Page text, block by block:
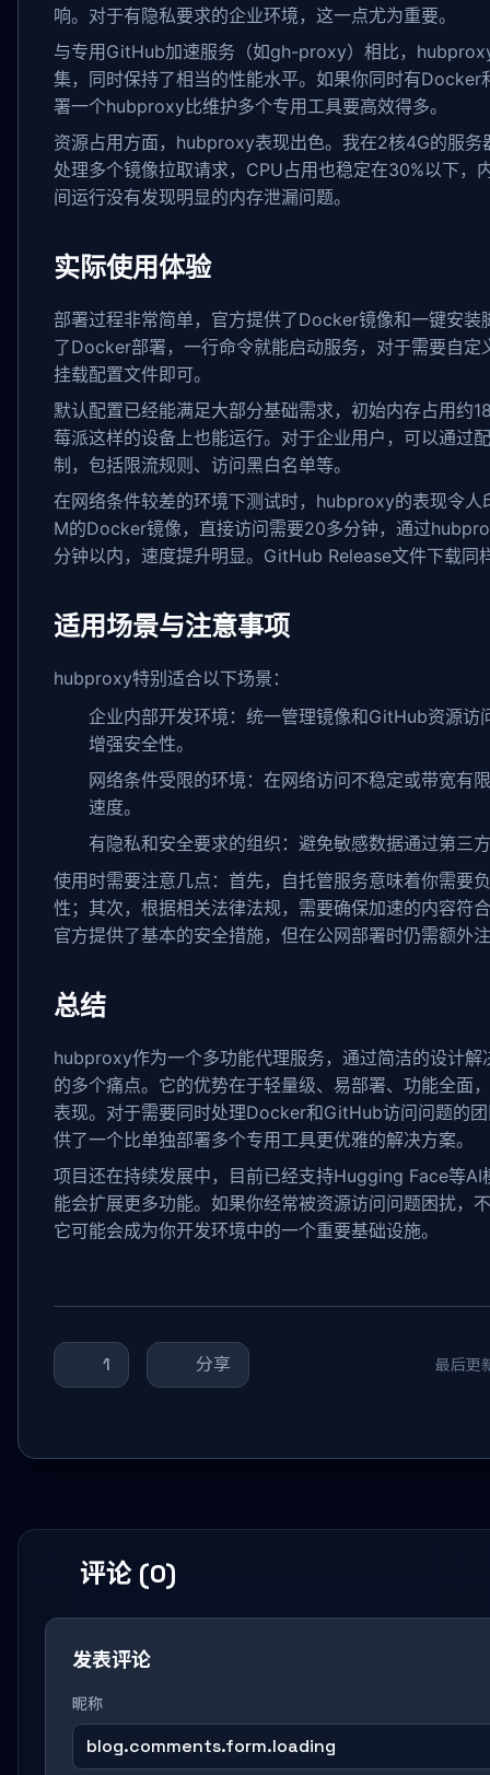
响。对于有隐私要求的企业环境，这一点尤为重要。
与专用GitHub加速服务（如gh-proxy）相比，
集，同时保持了相当的性能水平。如果你同时有
署一个hubproxy比维护多个专用工具要高效得多。
资源占用方面，hubproxy表现出色。我在2核4G的服务
处理多个镜像拉取请求，CPU占用也稳定在30%以下，
间运行没有发现明显的内存泄漏问题。
实际使用体验
部署过程非常简单，官方提供了Docker镜像和一键安装
了Docker部署，一行命令就能启动服务，对于需要自定
挂载配置文件即可。
默认配置已经能满足大部分基础需求，初始内存占用约
莓派这样的设备上也能运行。对于企业用户，可以通过
制，包括限流规则、访问黑白名单等。
在网络条件较差的环境下测试时，hubproxy的表现令
M的Docker镜像，直接访问需要20多分钟，通过
分钟以内，速度提升明显。GitHub Release文件下载同
适用场景与注意事项
hubproxy特别适合以下场景：
企业内部开发环境：统一管理镜像和GitHub资源访
增强安全性。
网络条件受限的环境：在网络访问不稳定或带宽有
速度。
有隐私和安全要求的组织：避免敏感数据通过第三
使用时需要注意几点：首先，自托管服务意味着你需要
性；其次，根据相关法律法规，需要确保加速的内容符
官方提供了基本的安全措施，但在公网部署时仍需额外
总结
hubproxy作为一个多功能代理服务，通过简洁的设计解
的多个痛点。它的优势在于轻量级、易部署、功能全面
表现。对于需要同时处理Docker和GitHub访问问题的
供了一个比单独部署多个专用工具更优雅的解决方案。
项目还在持续发展中，目前已经支持Hugging Face等AI
能会扩展更多功能。如果你经常被资源访问问题困扰，
它可能会成为你开发环境中的一个重要基础设施。
1 分享 最后更
评论 (0)
发表评论
昵称
blog.comments.form.loading